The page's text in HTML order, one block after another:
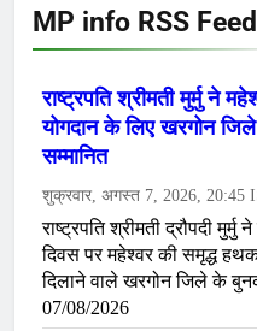
MP info RSS Feed